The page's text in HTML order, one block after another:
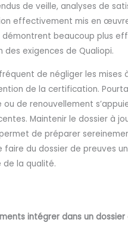
de veille, analyses de
effectivement mis en
démontrent beaucoup plus
des exigences de Qualiopi.
de négliger les mises
de la certification.
ou de renouvellement
Maintenir le dossier à
de préparer
faire du dossier de preuves
la qualité.
intégrer dans un